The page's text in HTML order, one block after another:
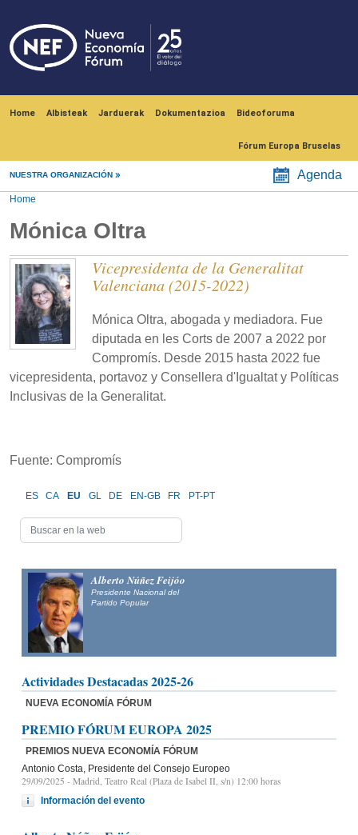
Home Albisteak Jarduerak Dokumentazioa Bideoforuma
Fórum Europa Bruselas
NUESTRA ORGANIZACIÓN Agenda
Home
Mónica Oltra
Vicepresidenta de la Generalitat
Valenciana (2015-2022)
Mónica Oltra, abogada y mediadora. Fue
diputada en les Corts de 2007 a 2022 por
Compromís. Desde 2015 hasta 2022 fue
vicepresidenta, portavoz y Consellera d'Igualtat y Políticas
Inclusivas de la Generalitat.
Fuente: Compromís
ES CA EU GL DE EN-GB FR PT-PT
Alberto Núñez Feijóo
Presidente Nacional del
Partido Popular
Actividades Destacadas 2025-26
NUEVA ECONOMÍA FÓRUM
PREMIO FÓRUM EUROPA 2025
PREMIOS NUEVA ECONOMÍA FÓRUM
Antonio Costa, Presidente del Consejo Europeo
29/09/2025 - Madrid, Teatro Real (Plaza de Isabel II, s/n) 12:00 horas
Información del evento